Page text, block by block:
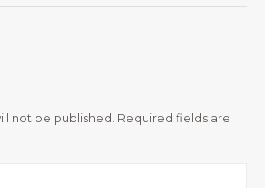
not be published. Required fields are